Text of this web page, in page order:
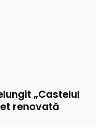
„Castelul
renovată